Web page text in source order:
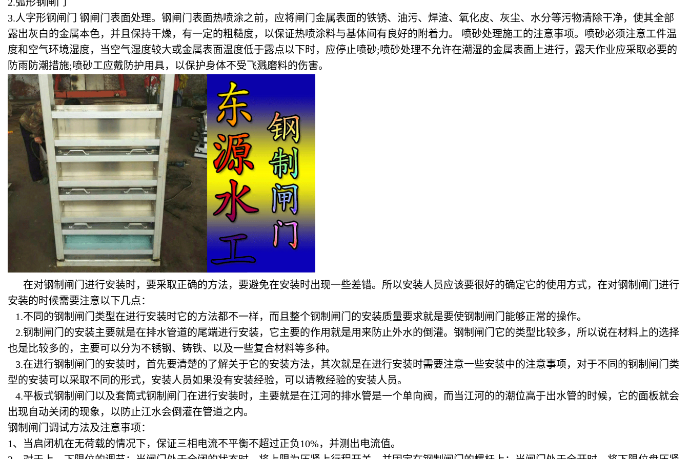
3.人字形钢闸门 钢闸门表面处理。钢闸门表面热喷涂之前，应将闸门金属表面的铁锈、油污、焊渣、氧化皮、灰尘、水分等污物清除干净，使其全部
露出灰白的金属本色，并且保持干燥，有一定的粗糙度，以保证热喷涂料与基体间有良好的附着力。 喷砂处理施工的注意事项。喷砂必须注意工件温
度和空气环境湿度，当空气湿度较大或金属表面温度低于露点以下时，应停止喷砂;喷砂处理不允许在潮湿的金属表面上进行，露天作业应采取必要的
防雨防潮措施;喷砂工应戴防护用具，以保护身体不受飞溅磨料的伤害。
在对钢制闸门进行安装时，要采取正确的方法，要避免在安装时出现一些差错。所以安装人员应该要很好的确定它的使用方式，在对钢制闸门进行
安装的时候需要注意以下几点：
1.不同的钢制闸门类型在进行安装时它的方法都不一样，而且整个钢制闸门的安装质量要求就是要使钢制闸门能够正常的操作。
2.钢制闸门的安装主要就是在排水管道的尾端进行安装，它主要的作用就是用来防止外水的倒灌。钢制闸门它的类型比较多，所以说在材料上的选择
也是比较多的，主要可以分为不锈钢、铸铁、以及一些复合材料等多种。
3.在进行钢制闸门的安装时，首先要清楚的了解关于它的安装方法，其次就是在进行安装时需要注意一些安装中的注意事项，对于不同的钢制闸门类
型的安装可以采取不同的形式，安装人员如果没有安装经验，可以请教经验的安装人员。
4.平板式钢制闸门以及套筒式钢制闸门在进行安装时，主要就是在江河的排水管是一个单向阀，而当江河的的潮位高于出水管的时候，它的面板就会
出现自动关闭的现象，以防止江水会倒灌在管道之内。
钢制闸门调试方法及注意事项：
1、当启闭机在无荷载的情况下，保证三相电流不平衡不超过正负10%，并测出电流值。